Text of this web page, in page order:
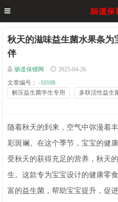
秋天的滋味益生菌水果条
伴
肠道保镖网
2025-04-26
文章编号：
-10108
解压益生菌学生专用
多联活性益生
随着秋天的到来，空气中弥漫着
彩斑斓。在这个季节，宝宝的健
受秋天的获得充足的营养，秋天
生。这款专为宝宝设计的健康零
富的益生菌，帮助宝宝提升，促